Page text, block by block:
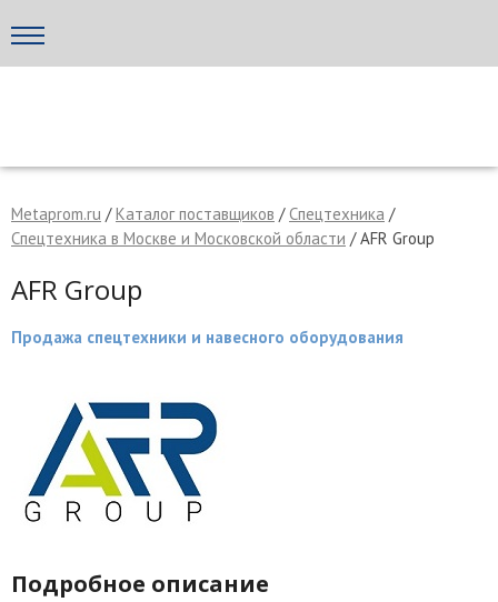
МЕТАПРОМ - российский торгово-промышленный портал
Написать поставщику
Отмена
Metaprom.ru /Каталог поставщиков /Спецтехника /
Спецтехника в Москве и Московской области / AFR Group
AFR Group
Продажа спецтехники и навесного оборудования
Подробное описание